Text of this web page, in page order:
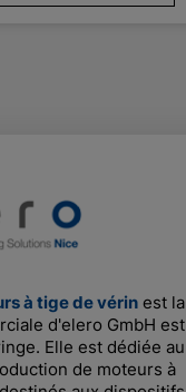
à tige de vérin est la
d'elero GmbH est
Elle est dédiée au
de moteurs à